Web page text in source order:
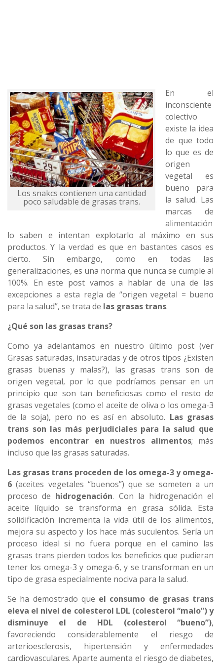
Los snakcs contienen una cantidad
poco saludable de grasas trans.
En el
inconsciente
colectivo
existe la idea
de que todo
lo que es de
origen
vegetal es
bueno para
la salud. Las
marcas de
alimentación
lo saben e intentan explotarlo al máximo en sus
productos. Y la verdad es que en bastantes casos es
cierto. Sin embargo, como en todas las
generalizaciones, es una norma que nunca se cumple al
100%. En este post vamos a hablar de una de las
excepciones a esta regla de “origen vegetal = bueno
para la salud”, se trata de las grasas trans.
¿Qué son las grasas trans?
Como ya adelantamos en nuestro último post (ver
Grasas saturadas, insaturadas y de otros tipos ¿Existen
grasas buenas y malas?), las grasas trans son de
origen vegetal, por lo que podríamos pensar en un
principio que son tan beneficiosas como el resto de
grasas vegetales (como el aceite de oliva o los omega-3
de la soja), pero no es así en absoluto. Las grasas
trans son las más perjudiciales para la salud que
podemos encontrar en nuestros alimentos; más
incluso que las grasas saturadas.
Las grasas trans proceden de los omega-3 y omega-
6 (aceites vegetales “buenos”) que se someten a un
proceso de hidrogenación. Con la hidrogenación el
aceite líquido se transforma en grasa sólida. Esta
solidificación incrementa la vida útil de los alimentos,
mejora su aspecto y los hace más suculentos. Sería un
proceso ideal si no fuera porque en el camino las
grasas trans pierden todos los beneficios que pudieran
tener los omega-3 y omega-6, y se transforman en un
tipo de grasa especialmente nociva para la salud.
Se ha demostrado que el consumo de grasas trans
eleva el nivel de colesterol LDL (colesterol “malo”) y
disminuye el de HDL (colesterol “bueno”),
favoreciendo considerablemente el riesgo de
arterioesclerosis, hipertensión y enfermedades
cardiovasculares. Aparte aumenta el riesgo de diabetes,